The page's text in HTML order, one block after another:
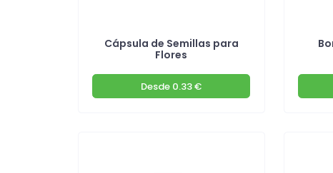
Cápsula de Semillas para
Flores
Desde 0.33 €